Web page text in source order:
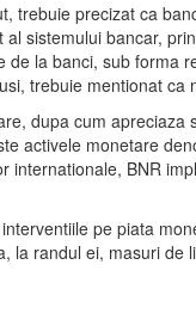
trebuie precizat ca
sistemului bancar,
la banci, sub
trebuie mentionat
dupa cum
activele monetare
internationale, BNR
pe piata
la randul ei, masuri de